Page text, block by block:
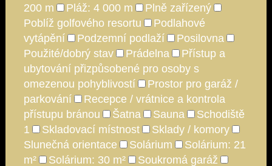
200 m
Pláž: 4 000 m
Plně zařízený
Poblíž golfového resortu
Podlahové
vytápění
Podzemní podlaží
Posilovna
Použité/dobrý stav
Prádelna
Přístup a
ubytování přizpůsobené pro osoby s
omezenou pohyblivostí
Prostor pro garáž /
parkování
Recepce / vrátnice a kontrola
přístupu bránou
Šatna Sauna
Schodiště
1
Skladovací místnost
Sklady / komory
Slunečná orientace
Solárium
Solárium: 21
m²
Solárium: 30 m²
Soukromá garáž